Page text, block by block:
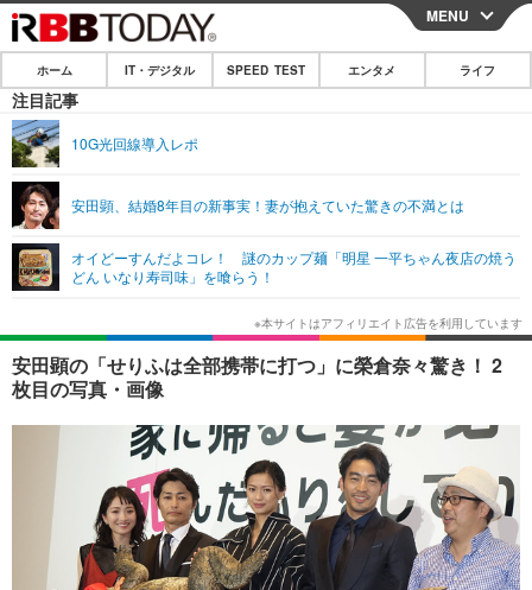
CLOSE
ホーム
IT・デジタル
ショッピング その他
SPEED TEST
エンタメ
エンタメTOP
韓国・芸能
音楽 スポーツ
ショッピング その他
ライフ
ライフTOP グルメ
ペット ショッピング
その他
リリース一覧
プッシュ通知の停止方法
MENU
ホーム IT・デジタル SPEED TEST エンタメ ライフ
注目記事
10G光回線導入レポ
安田顕、結婚8年目の新事実！妻が抱えていた驚きの不満とは
オイどーすんだよコレ！ 謎のカップ麺「明星 一平ちゃん夜店の焼う
どん いなり寿司味」を喰らう！
安田顕の「せりふは全部携帯に打つ」に榮倉奈々驚き！ 2
枚目の写真・画像